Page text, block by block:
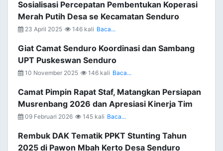
Sosialisasi Percepatan Pembentukan Koperasi
Merah Putih Desa se Kecamatan Senduro
23 April 2025 146 kali Baca...
Giat Camat Senduro Koordinasi dan Sambang
UPT Puskeswan Senduro
10 November 2025 146 kali Baca...
Camat Pimpin Rapat Staf, Matangkan Persiapan
Musrenbang 2026 dan Apresiasi Kinerja Tim
09 Februari 2026 145 kali Baca...
Rembuk DAK Tematik PPKT Stunting Tahun
2025 di Pawon Mbah Kerto Desa Senduro